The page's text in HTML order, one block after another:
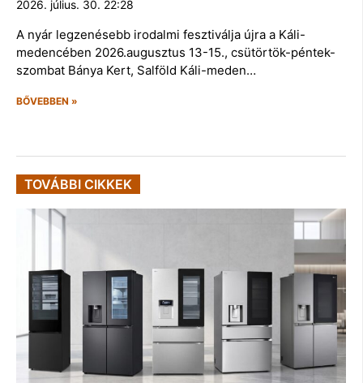
2026. július. 30. 22:28
A nyár legzenésebb irodalmi fesztiválja újra a Káli-
medencében 2026.augusztus 13-15., csütörtök-péntek-
szombat Bánya Kert, Salföld Káli-meden…
BŐVEBBEN »
TOVÁBBI CIKKEK